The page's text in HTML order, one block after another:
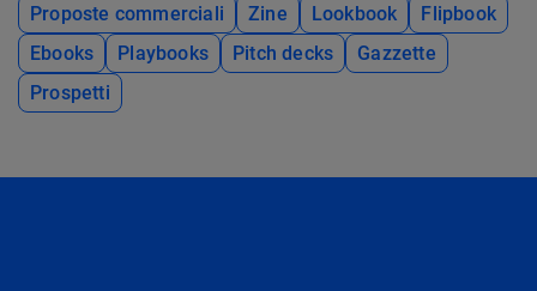
Proposte commerciali
Zine Lookbook
Flipbook
Ebooks
Playbooks Pitch decks
Gazzette
Prospetti